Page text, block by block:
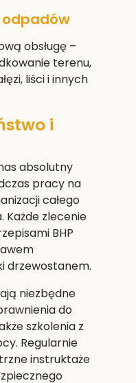
odpadów
obsługę –
terenu,
liści i innych
i
absolutny
pracy na
całego
Każde zlecenie
BHP
drzewostanem.
niezbędne
do
szkolenia z
Regularnie
instruktaże